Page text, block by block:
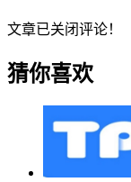
文章已关闭评论！
猜你喜欢